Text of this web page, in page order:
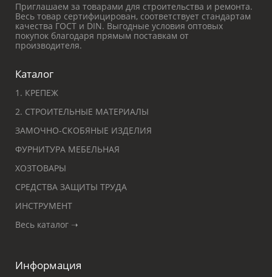
Приглашаем за товарами для строительства и ремонта.
Весь товар сертифицирован, соответствует стандартам
качества ГОСТ и DIN. Выгодные условия оптовых
покупок благодаря прямым поставкам от
производителя.
Каталог
1. КРЕПЕЖ
2. СТРОИТЕЛЬНЫЕ МАТЕРИАЛЫ
ЗАМОЧНО-СКОБЯНЫЕ ИЗДЕЛИЯ
ФУРНИТУРА МЕБЕЛЬНАЯ
ХОЗТОВАРЫ
СРЕДСТВА ЗАЩИТЫ ТРУДА
ИНСТРУМЕНТ
Весь каталог ➝
Информация